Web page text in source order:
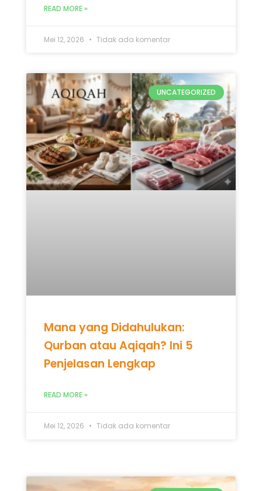
READ MORE »
Mei 12, 2026 Tidak ada komentar
UNCATEGORIZED
Mana yang Didahulukan:
Qurban atau Aqiqah? Ini 5
Penjelasan Lengkap
READ MORE »
Mei 12, 2026 Tidak ada komentar